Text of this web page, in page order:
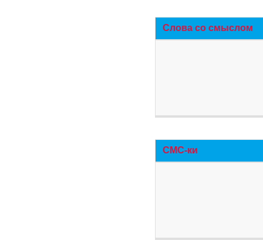
Слова со смыслом
СМС-ки